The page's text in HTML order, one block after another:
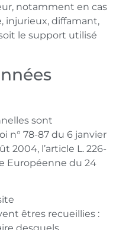
notamment en cas
injurieux, diffamant,
le support utilisé
sont
n° 78-87 du 6 janvier
2004, l’article L. 226-
Européenne du 24
êtres recueillies :